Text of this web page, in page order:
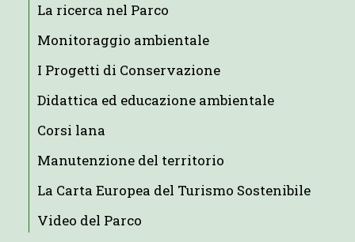
La ricerca nel Parco
Monitoraggio ambientale
I Progetti di Conservazione
Didattica ed educazione ambientale
Corsi lana
Manutenzione del territorio
La Carta Europea del Turismo Sostenibile
Video del Parco